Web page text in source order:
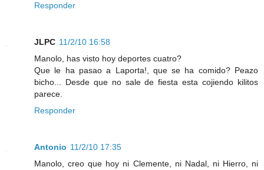
Responder
JLPC 11/2/10 16:58
Manolo, has visto hoy deportes cuatro?
Que le ha pasao a Laporta!, que se ha comido? Peazo
bicho... Desde que no sale de fiesta esta cojiendo kilitos
parece.
Responder
Antonio 11/2/10 17:35
Manolo, creo que hoy ni Clemente, ni Nadal, ni Hierro, ni